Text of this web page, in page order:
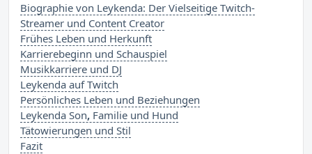
Biographie von Leykenda: Der Vielseitige Twitch-
Streamer und Content Creator
Frühes Leben und Herkunft
Karrierebeginn und Schauspiel
Musikkarriere und DJ
Leykenda auf Twitch
Persönliches Leben und Beziehungen
Leykenda Son, Familie und Hund
Tätowierungen und Stil
Fazit